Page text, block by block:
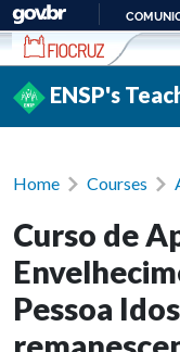
Ir para conteúdo
ENSP's
Home Courses
Curso de
Pessoa